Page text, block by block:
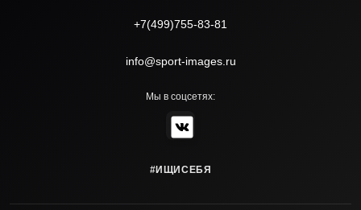
+7(499)755-83-81
info@sport-images.ru
Мы в соцсетях:
#ИЩИСЕБЯ